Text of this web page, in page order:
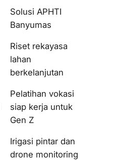
Solusi APHTI
Banyumas
Riset rekayasa
lahan
berkelanjutan
Pelatihan vokasi
siap kerja untuk
Gen Z
Irigasi pintar dan
drone monitoring